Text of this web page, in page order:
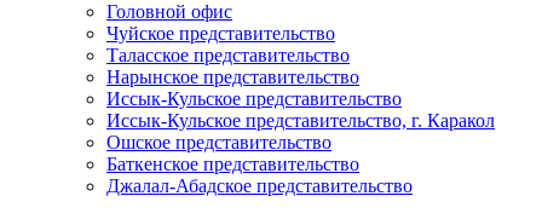
Головной офис
Чуйское представительство
Таласское представительство
Нарынское представительство
Иссык-Кульское представительство
Иссык-Кульское представительство, г. Каракол
Ошское представительство
Баткенское представительство
Джалал-Абадское представительство